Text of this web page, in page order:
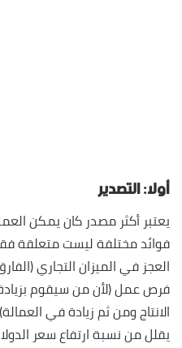
أولا: التصدير
يعتبر أكثر مصدر كان يمكن
فوائد مختلفة ليست متعلقة
العجز في الميزان التجاري
فرص عمل (لأن من سيقوم
الانتاج ومن ثم زيادة في
يقلل من نسبة ارتفاع سعر